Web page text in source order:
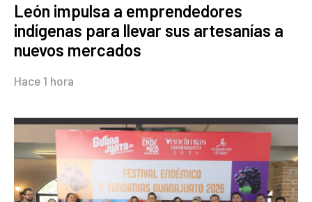
León impulsa a emprendedores
indígenas para llevar sus artesanías a
nuevos mercados
Hace 1 hora